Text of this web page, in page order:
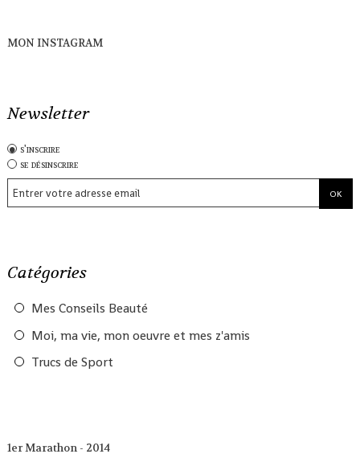
MON INSTAGRAM
Newsletter
s'inscrire
se désinscrire
Catégories
Mes Conseils Beauté
Moi, ma vie, mon oeuvre et mes z'amis
Trucs de Sport
1er Marathon - 2014